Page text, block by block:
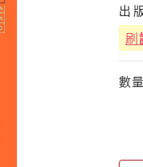
出
刷
數量